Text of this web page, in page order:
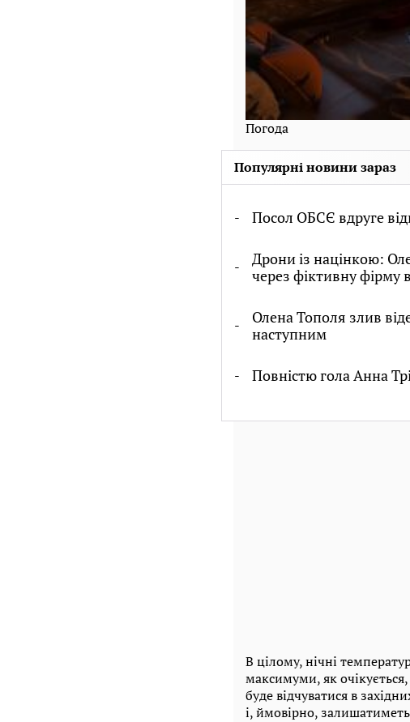
Погода
Популярні новини зараз
Посол ОБСЄ вдруге
Дрони із націнкою:
через фіктивну фірму
Олена Тополя злив
наступним
Повністю гола Анна
В цілому, нічні
максимуми, як очікується,
буде відчуватися в
і, ймовірно,